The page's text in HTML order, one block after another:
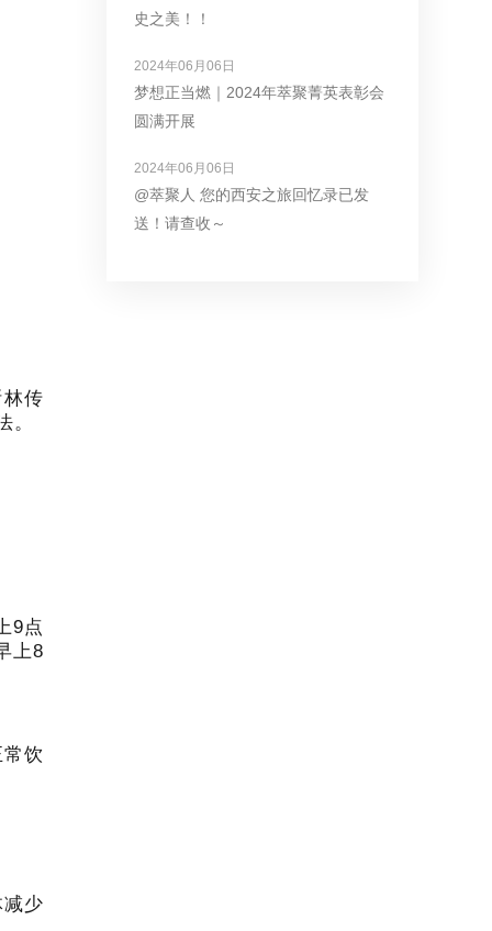
传
。
9点
上8
饮
少
史之美！！
2024年06月06日
梦想正当燃｜2024年萃聚菁英表彰会
圆满开展
2024年06月06日
@萃聚人 您的西安之旅回忆录已发
送！请查收～